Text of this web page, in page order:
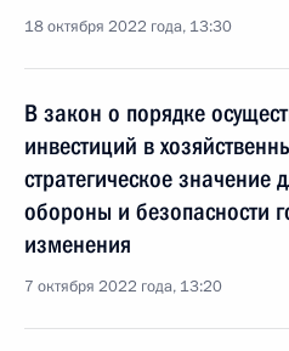
18 октября 2022 года, 13:30
В закон о порядке
инвестиций в
стратегическое значение
обороны и безопасности
изменения
7 октября 2022 года, 13:20